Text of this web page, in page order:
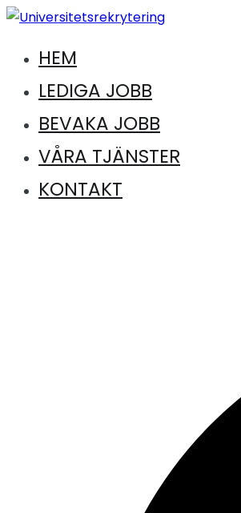
Hoppa
innehåll
Jobb inom universitet
HEM
LEDIGA JOBB
BEVAKA JOBB
VÅRA TJÄNSTER
KONTAKT